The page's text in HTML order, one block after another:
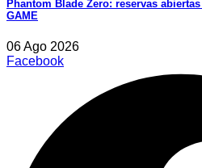
Phantom Blade Zero: reservas
GAME
06 Ago 2026
Facebook